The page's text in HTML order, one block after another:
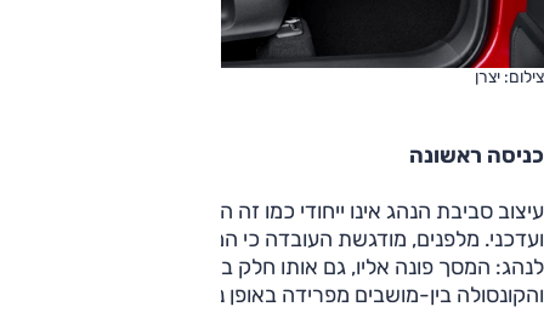
צילום: יצרן
כניסה ראשונה
עיצוב סביבת הנהג אינו ייחודי כמו זה החיצוני, אבל הוא נאה מאוד
ועדכני. מלפנים, מודגשת העובדה כי המרחב מוקדש בעיקר
לנהג: המסך פונה אליו, גם אותו חלק בדשבורד עליו הוא מונח,
והקונסולה בין-מושבים מפרידה באופן נוכח ביותר.